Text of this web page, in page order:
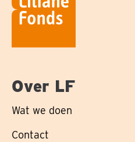
Over LF
Wat we doen
Contact